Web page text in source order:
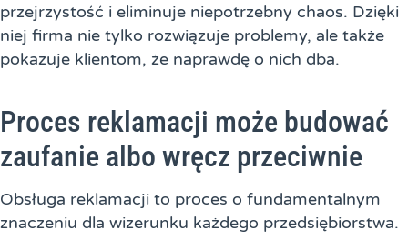
przejrzystość i eliminuje niepotrzebny chaos. Dzięki
niej firma nie tylko rozwiązuje problemy, ale także
pokazuje klientom, że naprawdę o nich dba.
Proces reklamacji może budować
zaufanie albo wręcz przeciwnie
Obsługa reklamacji to proces o fundamentalnym
znaczeniu dla wizerunku każdego przedsiębiorstwa.